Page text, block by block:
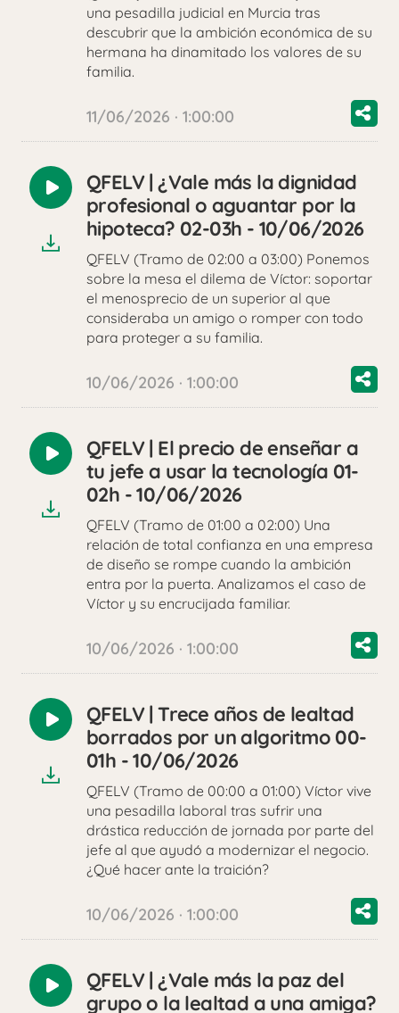
una pesadilla judicial en Murcia tras
descubrir que la ambición económica de su
hermana ha dinamitado los valores de su
familia.
11/06/2026 · 1:00:00
Reproducir
audio
QFELV | ¿Vale más la dignidad
profesional o aguantar por la
hipoteca? 02-03h - 10/06/2026
QFELV (Tramo de 02:00 a 03:00) Ponemos
sobre la mesa el dilema de Víctor: soportar
el menosprecio de un superior al que
consideraba un amigo o romper con todo
para proteger a su familia.
10/06/2026 · 1:00:00
Reproducir
audio
QFELV | El precio de enseñar a
tu jefe a usar la tecnología 01-
02h - 10/06/2026
QFELV (Tramo de 01:00 a 02:00) Una
relación de total confianza en una empresa
de diseño se rompe cuando la ambición
entra por la puerta. Analizamos el caso de
Víctor y su encrucijada familiar.
10/06/2026 · 1:00:00
Reproducir
audio
QFELV | Trece años de lealtad
borrados por un algoritmo 00-
01h - 10/06/2026
QFELV (Tramo de 00:00 a 01:00) Víctor vive
una pesadilla laboral tras sufrir una
drástica reducción de jornada por parte del
jefe al que ayudó a modernizar el negocio.
¿Qué hacer ante la traición?
10/06/2026 · 1:00:00
Reproducir
QFELV | ¿Vale más la paz del
grupo o la lealtad a una amiga?